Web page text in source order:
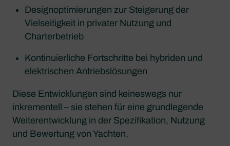
Designoptimierungen zur Steigerung der
Vielseitigkeit in privater Nutzung und
Charterbetrieb
Kontinuierliche Fortschritte bei hybriden und
elektrischen Antriebslösungen
Diese Entwicklungen sind keineswegs nur
inkrementell – sie stehen für eine grundlegende
Weiterentwicklung in der Spezifikation, Nutzung
und Bewertung von Yachten.